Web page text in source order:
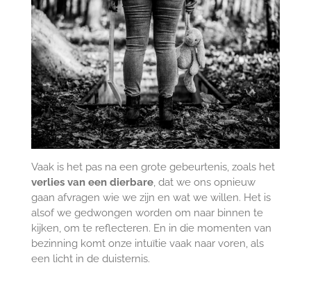
Vaak is het pas na een grote gebeurtenis, zoals het
verlies van een dierbare, dat we ons opnieuw
gaan afvragen wie we zijn en wat we willen. Het is
alsof we gedwongen worden om naar binnen te
kijken, om te reflecteren. En in die momenten van
bezinning komt onze intuïtie vaak naar voren, als
een licht in de duisternis.